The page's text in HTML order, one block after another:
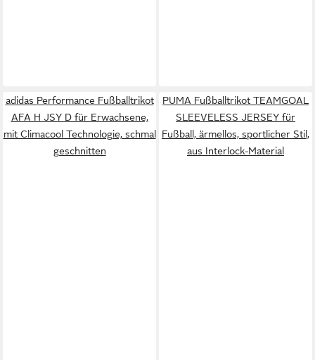
adidas Performance Fußballtrikot
AFA H JSY D für Erwachsene,
mit Climacool Technologie, schmal
geschnitten
PUMA Fußballtrikot TEAMGOAL
SLEEVELESS JERSEY für
Fußball, ärmellos, sportlicher Stil,
aus Interlock-Material